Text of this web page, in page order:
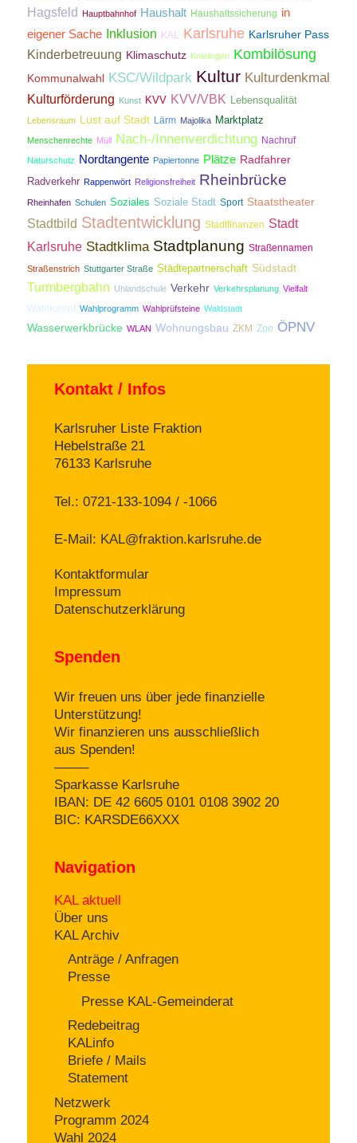
Hagsfeld Hauptbahnhof Haushalt Haushaltssicherung in
eigener Sache Inklusion KAL Karlsruhe Karlsruher Pass
Kinderbetreuung Klimaschutz Knielingen Kombilösung
Kommunalwahl KSC/Wildpark Kultur Kulturdenkmal
Kulturförderung Kunst KVV KVV/VBK Lebensqualität
Lebensraum Lust auf Stadt Lärm Majolika Marktplatz
Menschenrechte Müll Nach-/Innenverdichtung Nachruf
Naturschutz Nordtangente Papiertonne Plätze Radfahrer
Radverkehr Rappenwört Religionsfreiheit Rheinbrücke
Rheinhafen Schulen Soziales Soziale Stadt Sport Staatstheater
Stadtbild Stadtentwicklung Stadtfinanzen Stadt
Karlsruhe Stadtklima Stadtplanung Straßennamen
Straßenstrich Stuttgarter Straße Städtepartnerschaft Südstadt
Turmbergbahn Uhlandschule Verkehr Verkehrsplanung Vielfalt
Wahlkampf Wahlprogramm Wahlprüfsteine Waldstadt
Wasserwerkbrücke WLAN Wohnungsbau ZKM Zoo ÖPNV
Kontakt / Infos
Karlsruher Liste Fraktion
Hebelstraße 21
76133 Karlsruhe
Tel.: 0721-133-1094 / -1066
E-Mail: KAL@fraktion.karlsruhe.de
Kontaktformular
Impressum
Datenschutzerklärung
Spenden
Wir freuen uns über jede finanzielle
Unterstützung!
Wir finanzieren uns ausschließlich
aus Spenden!
——–
Sparkasse Karlsruhe
IBAN: DE 42 6605 0101 0108 3902 20
BIC: KARSDE66XXX
Navigation
KAL aktuell
Über uns
KAL Archiv
Anträge / Anfragen
Presse
Presse KAL-Gemeinderat
Redebeitrag
KALinfo
Briefe / Mails
Statement
Netzwerk
Programm 2024
Wahl 2024